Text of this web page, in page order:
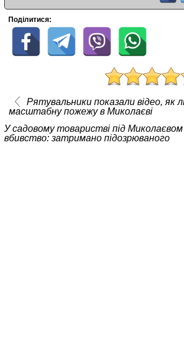
Поділитися:
Рятувальники показали відео, як
масштабну пожежу в Миколаєві
У садовому товаристві під
вбивство: затримано підозрюваного